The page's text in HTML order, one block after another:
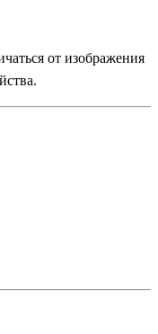
от изображения